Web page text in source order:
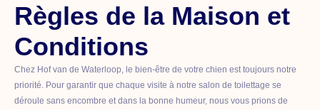
Règles de la Maison et
Conditions
Chez Hof van de Waterloop, le bien-être de votre chien est toujours notre
priorité. Pour garantir que chaque visite à notre salon de toilettage se
déroule sans encombre et dans la bonne humeur, nous vous prions de